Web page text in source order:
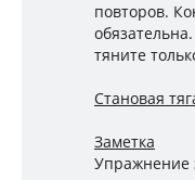
повторов.
тяните
Становая
Заметка
Упражнение